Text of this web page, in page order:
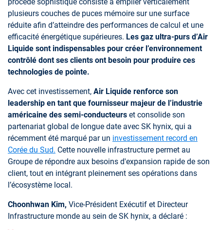
plusieurs couches de puces mémoire sur une surface
réduite afin d’atteindre des performances de calcul et une
efficacité énergétique supérieures. Les gaz ultra-purs d’Air
Liquide sont indispensables pour créer l’environnement
contrôlé dont ses clients ont besoin pour produire ces
technologies de pointe.
Avec cet investissement, Air Liquide renforce son
leadership en tant que fournisseur majeur de l’industrie
américaine des semi-conducteurs et consolide son
partenariat global de longue date avec SK hynix, qui a
récemment été marqué par un investissement record en
Corée du Sud. Cette nouvelle infrastructure permet au
Groupe de répondre aux besoins d'expansion rapide de son
client, tout en intégrant pleinement ses opérations dans
l’écosystème local.
Choonhwan Kim, Vice-Président Exécutif et Directeur
Infrastructure monde au sein de SK hynix, a déclaré :